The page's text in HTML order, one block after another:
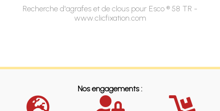
Recherche d'agrafes et de clous pour Esco ® 58 TR -
www.clicfixation.com
Nos engagements :